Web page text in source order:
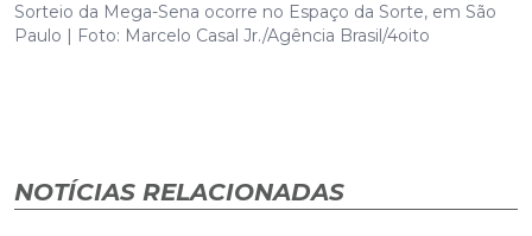
Sorteio da Mega-Sena ocorre no Espaço da Sorte, em São
Paulo | Foto: Marcelo Casal Jr./Agência Brasil/4oito
NOTÍCIAS RELACIONADAS